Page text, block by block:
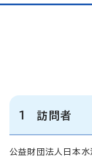
1 訪問者
公益財団法人日本